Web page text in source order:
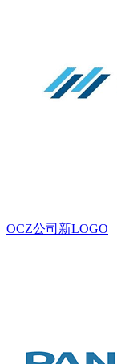
OCZ公司新LOGO